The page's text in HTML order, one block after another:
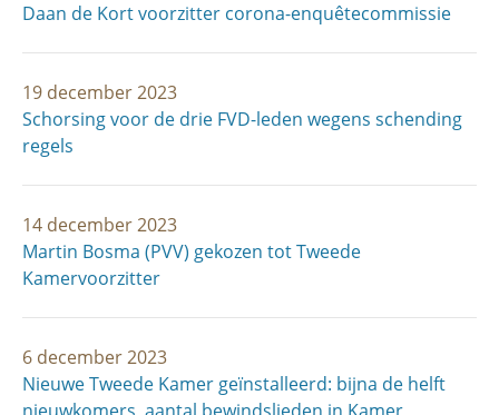
Daan de Kort voorzitter corona-enquêtecommissie
19 december 2023
Schorsing voor de drie FVD-leden wegens schending
regels
14 december 2023
Martin Bosma (PVV) gekozen tot Tweede
Kamervoorzitter
6 december 2023
Nieuwe Tweede Kamer geïnstalleerd: bijna de helft